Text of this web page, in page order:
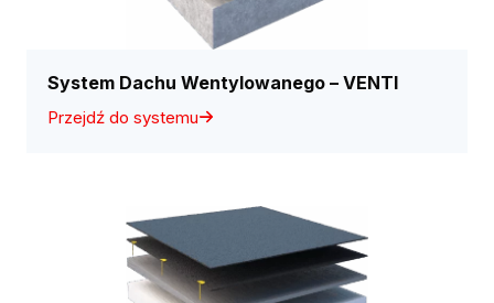
System Dachu Wentylowanego – VENTI
Przejdź do systemu